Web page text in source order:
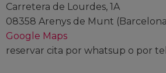
Carretera de Lourdes, 1A
08358 Arenys de Munt
Google Maps
reservar cita por whatsup o por